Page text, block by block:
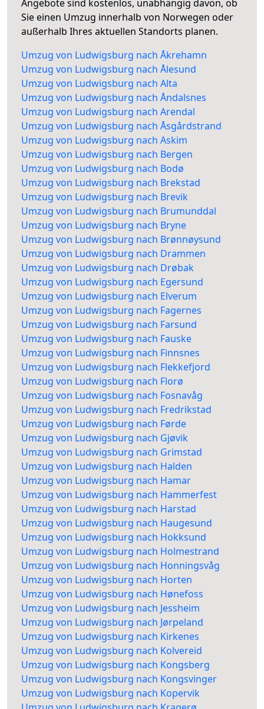
Angebote sind kostenlos, unabhängig davon, ob
Sie einen Umzug innerhalb von Norwegen oder
außerhalb Ihres aktuellen Standorts planen.
Umzug von Ludwigsburg nach Åkrehamn
Umzug von Ludwigsburg nach Ålesund
Umzug von Ludwigsburg nach Alta
Umzug von Ludwigsburg nach Åndalsnes
Umzug von Ludwigsburg nach Arendal
Umzug von Ludwigsburg nach Åsgårdstrand
Umzug von Ludwigsburg nach Askim
Umzug von Ludwigsburg nach Bergen
Umzug von Ludwigsburg nach Bodø
Umzug von Ludwigsburg nach Brekstad
Umzug von Ludwigsburg nach Brevik
Umzug von Ludwigsburg nach Brumunddal
Umzug von Ludwigsburg nach Bryne
Umzug von Ludwigsburg nach Brønnøysund
Umzug von Ludwigsburg nach Drammen
Umzug von Ludwigsburg nach Drøbak
Umzug von Ludwigsburg nach Egersund
Umzug von Ludwigsburg nach Elverum
Umzug von Ludwigsburg nach Fagernes
Umzug von Ludwigsburg nach Farsund
Umzug von Ludwigsburg nach Fauske
Umzug von Ludwigsburg nach Finnsnes
Umzug von Ludwigsburg nach Flekkefjord
Umzug von Ludwigsburg nach Florø
Umzug von Ludwigsburg nach Fosnavåg
Umzug von Ludwigsburg nach Fredrikstad
Umzug von Ludwigsburg nach Førde
Umzug von Ludwigsburg nach Gjøvik
Umzug von Ludwigsburg nach Grimstad
Umzug von Ludwigsburg nach Halden
Umzug von Ludwigsburg nach Hamar
Umzug von Ludwigsburg nach Hammerfest
Umzug von Ludwigsburg nach Harstad
Umzug von Ludwigsburg nach Haugesund
Umzug von Ludwigsburg nach Hokksund
Umzug von Ludwigsburg nach Holmestrand
Umzug von Ludwigsburg nach Honningsvåg
Umzug von Ludwigsburg nach Horten
Umzug von Ludwigsburg nach Hønefoss
Umzug von Ludwigsburg nach Jessheim
Umzug von Ludwigsburg nach Jørpeland
Umzug von Ludwigsburg nach Kirkenes
Umzug von Ludwigsburg nach Kolvereid
Umzug von Ludwigsburg nach Kongsberg
Umzug von Ludwigsburg nach Kongsvinger
Umzug von Ludwigsburg nach Kopervik